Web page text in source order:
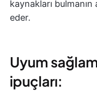
kaynakları
eder.
Uyum
ipuçları: